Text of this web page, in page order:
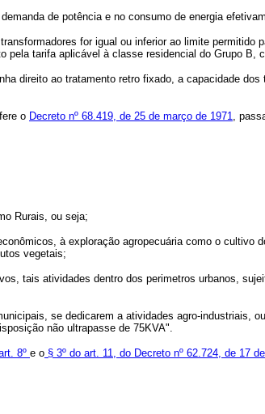
de potência e no consumo de energia
for igual ou inferior ao limite permitido
pela tarifa aplicável à classe residencial do Grupo B,
direito ao tratamento retro fixado, a capacidade
o Decreto nº 68.419, de 25 de março de 1971,
Rurais, ou seja;
à exploração agropecuária como o cultivo
vegetais;
tais atividades dentro dos perimetros urbanos,
se dedicarem a atividades agro-industriais,
não ultrapasse de 75KVA".
8º e o § 3º do art. 11, do Decreto nº 62.724, de 17